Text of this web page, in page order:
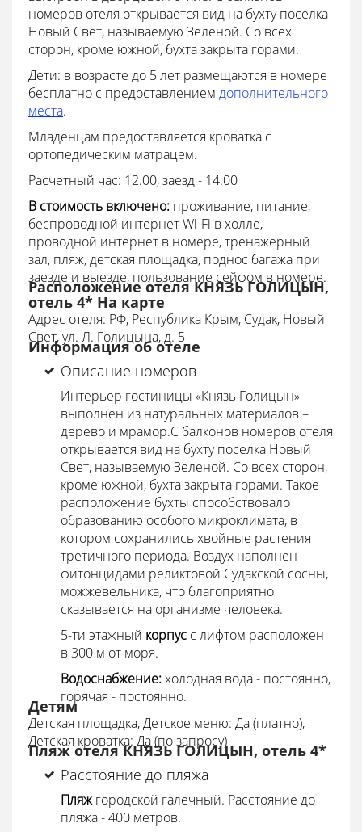
номеров отеля открывается вид на бухту поселка
Новый Свет, называемую Зеленой. Со всех
сторон, кроме южной, бухта закрыта горами.
Дети: в возрасте до 5 лет размещаются в номере
бесплатно с предоставлением дополнительного
места.
Младенцам предоставляется кроватка с
ортопедическим матрацем.
Расчетный час: 12.00, заезд - 14.00
В стоимость включено: проживание, питание,
беспроводной интернет Wi-Fi в холле,
проводной интернет в номере, тренажерный
зал, пляж, детская площадка, поднос багажа при
заезде и выезде, пользование сейфом в номере.
Расположение отеля КНЯЗЬ ГОЛИЦЫН,
отель 4* На карте
Адрес отеля: РФ, Республика Крым, Судак, Новый
Свет, ул. Л. Голицына, д. 5
Информация об отеле
Описание номеров
Интерьер гостиницы «Князь Голицын»
выполнен из натуральных материалов –
дерево и мрамор.С балконов номеров отеля
открывается вид на бухту поселка Новый
Свет, называемую Зеленой. Со всех сторон,
кроме южной, бухта закрыта горами. Такое
расположение бухты способствовало
образованию особого микроклимата, в
котором сохранились хвойные растения
третичного периода. Воздух наполнен
фитонцидами реликтовой Судакской сосны,
можжевельника, что благоприятно
сказывается на организме человека.
5-ти этажный корпус с лифтом расположен
в 300 м от моря.
Водоснабжение:холодная вода - постоянно,
горячая - постоянно.
Детям
Детская площадка, Детское меню: Да (платно),
Детская кроватка: Да (по запросу)
Пляж отеля КНЯЗЬ ГОЛИЦЫН, отель 4*
Расстояние до пляжа
Пляжгородской галечный. Расстояние до
пляжа - 400 метров.